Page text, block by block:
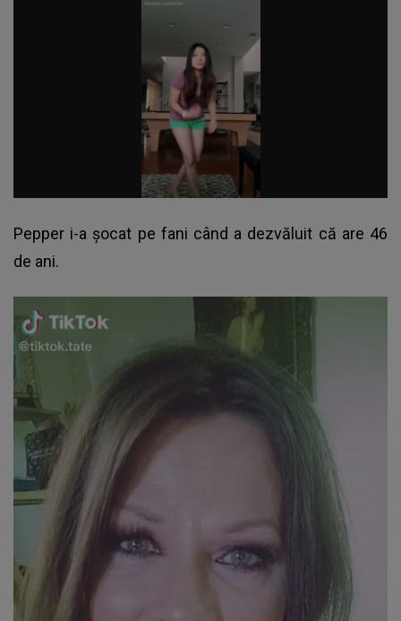
Pepper i-a șocat pe fani când a dezvăluit că are 46
de ani.